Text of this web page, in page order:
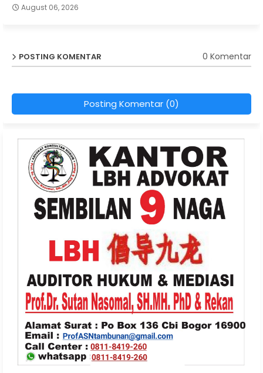
August 06, 2026
POSTING KOMENTAR 0 Komentar
Posting Komentar (0)